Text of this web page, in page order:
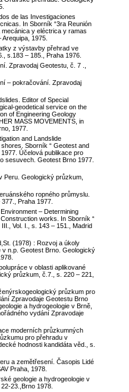
de las Investigaciones
In Sborník “3ra Reunión
y eléctrica y ramas
1975.
z výstavby přehrad ve
s.183 – 185., Praha 1976.
Zpravodaj Geotestu, č. 7 .,
– pokračování. Zpravodaj
Editor of Special
geodetical service on the
of Engineering Geology
MASS MOVEMENTS, in
1977.
and Landslide
Sborník “ Geotest and
Účelová publikace pro
sesuvech. Geotest Brno 1977.
Geologický průzkum,
ropného průmyslu.
Praha 1977.
– Determining
works. In Sborník “
Vol. I., s. 143 – 151., Madrid
(1978) : Rozvoj a úkoly
n.p. Geotest Brno. Geologický
v oblasti aplikované
průzkum, č.7., s. 220 – 221,
průzkum pro
Zpravodaje Geotestu Brno
a hydrogeologie v Brně,
vydání Zpravodaje
moderních průzkumných
pro přehradu v
hodnosti kandidáta věd., s.
a zemětřesení. Časopis Lidé
Praha, 1978.
geologie a hydrogeologie v
23.,Brno 1978.